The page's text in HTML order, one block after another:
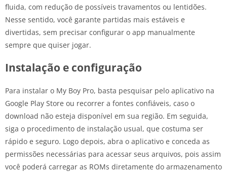
fluida, com redução de possíveis travamentos ou lentidões.
Nesse sentido, você garante partidas mais estáveis e
divertidas, sem precisar configurar o app manualmente
sempre que quiser jogar.
Instalação e configuração
Para instalar o My Boy Pro, basta pesquisar pelo aplicativo na
Google Play Store ou recorrer a fontes confiáveis, caso o
download não esteja disponível em sua região. Em seguida,
siga o procedimento de instalação usual, que costuma ser
rápido e seguro. Logo depois, abra o aplicativo e conceda as
permissões necessárias para acessar seus arquivos, pois assim
você poderá carregar as ROMs diretamente do armazenamento